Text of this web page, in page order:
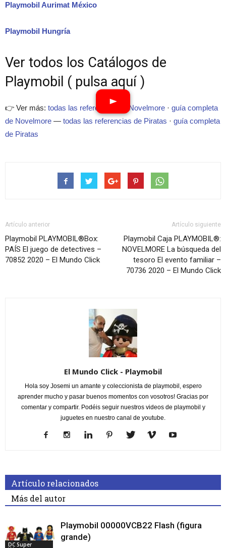
Playmobil Aurimat México
Playmobil Hungría
Ver todos los Catálogos de
Playmobil ( pulsa aquí )
👉 Ver más: todas las referencias de Novelmore · guía completa
de Novelmore — todas las referencias de Piratas · guía completa
de Piratas
Artículo anterior
Playmobil PLAYMOBIL®Box:
PAÍS El juego de detectives –
70852 2020 – El Mundo Click
Artículo siguiente
Playmobil Caja PLAYMOBIL®:
NOVELMORE La búsqueda del
tesoro El evento familiar –
70736 2020 – El Mundo Click
El Mundo Click - Playmobil
Hola soy Josemi un amante y coleccionista de playmobil, espero
aprender mucho y pasar buenos momentos con vosotros! Gracias por
comentar y compartir. Podéis seguir nuestros videos de playmobil y
juguetes en nuestro canal de youtube.
Artículo relacionados
Más del autor
DC Super
Playmobil 00000VCB22 Flash (figura
grande)